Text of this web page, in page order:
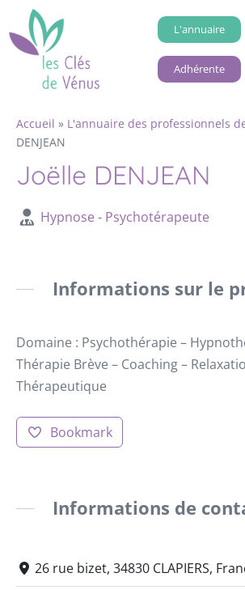
L'annuaire
Adhérente
Accueil » L'annuaire des professionnels
DENJEAN
Joëlle DENJEAN
Hypnose - Psychotérapeute
Informations sur le
Domaine : Psychothérapie –
Thérapie Brève – Coaching –
Thérapeutique
Bookmark
Informations de
26 rue bizet, 34830 CLAPIERS,